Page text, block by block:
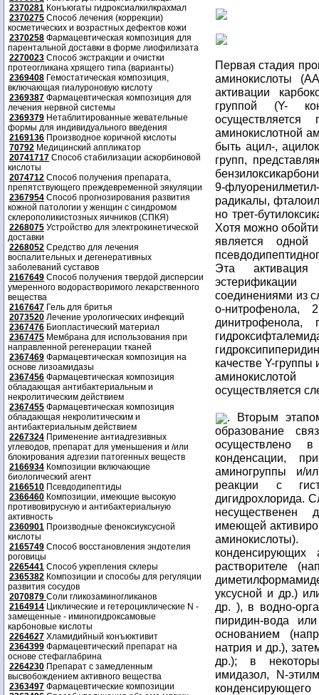
2370281 Конъюгаты гидроксиалкилкрахмал
2370275 Способ лечения (коррекции)
косметических и возрастных дефектов кожи
2370258 Фармацевтическая композиция для
парентальной доставки в форме лиофилизата
2270023 Способ экстракции и очистки
протеогликана хрящего типа (варианты)
2369408 Гемостатическая композиция,
включающая гиалуроновую кислоту
2369387 Фармацевтическая композиция для
лечения нервной системы
2369379 Нетаблитированные жевательные
формы для индивидуального введения
2169136 Производное коричной кислоты
70792 Медицинский аппликатор
20741717 Способ стабилизации аскорбиновой
кислоты
2074712 Способ получения препарата,
препятствующего преждевременной эякуляции
2367954 Способ прогнозирования развития
кожной патологии у женщин с синдромом
склерополикистозных яичников (СПКЯ)
2268075 Устройство для электрокинетической
доставки
2268052 Средство для лечения
воспалительных и дегенеративных
заболеваний суставов
2167649 Способ получения твердой дисперсии
умеренного водорастворимого лекарственного
вещества
2167647 Гель для бритья
2073520 Лечение урологических инфекций
2367476 Биопластический материал
2367475 Мембрана для использования при
направленной регенерации тканей
2367469 Фармацевтическая композиция на
основе лизоамидазы
2367456 Фармацевтическая композиция
обладающая антибактериальным и
некролитическим действием
2367455 Фармацевтическая композиция
обладающая некролитическим и
антибактериальным действием
2267324 Применение антиадгезивных
углеводов, препарат для уменьшения и /или
блокирования адгезии патогенных веществ
2166934 Композиции включающие
биологический агент
2166510 Псевдодипептиды
2366460 Композиции, имеющие высокую
противовирусную и антибактериальную
активность
2360901 Производные феноксиуксусной
кислоты
2165749 Способ восстановления эндотелия
роговицы
2265441 Способ укрепления склеры
2365382 Композиции и способы для регуляции
развития сосудов
2070879 Соли гликозаминогликанов
2164914 Циклические и гетероциклические N -
замещенные - иминогидроксамовые
карбоновые кислоты
2264627 Хламидийный конъюктивит
2364399 Фармацевтический препарат на
основе стефаглабрина
2264230 Препарат с замедленным
высвобождением активного вещества
2363497 Фармацевтические композиции
Первая стадия
аминокислоты
активации
группой (Y-
аминокислотной
быть ацил-,
групп,
9-
радикалы,
но трет-
Хотя можно
является одной
Эта активация
соединениями из
o-нитрофенола,
динитрофенола,
качестве Y-
осуществляется
. Вторым
образование
осуществлено
конденсации,
аминогруппы и/
реакции с
дигидрохлорида.
несущественен
имеющей
конденсирующих
растворителе
уксусной и др.)
др. ), в водно-
пиридин-вода
основанием
натрия и др.),
др.); в
имидазол, N-